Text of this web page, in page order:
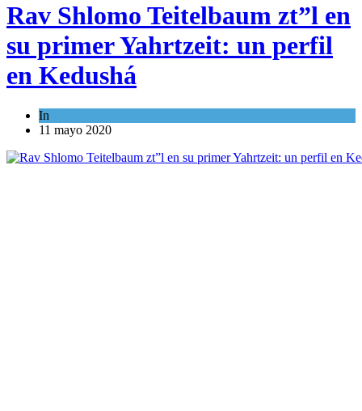
Rav Shlomo Teitelbaum zt”l en
su primer Yahrtzeit: un perfil
en Kedushá
In
11 mayo 2020